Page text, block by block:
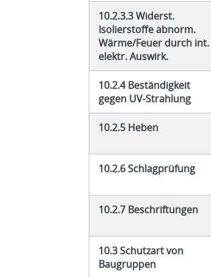
10.2.3.3 Widerst.
Isolierstoffe abnorm.
Wärme/Feuer durch int.
elektr. Auswirk.
10.2.4 Beständigkeit
gegen UV-Strahlung
10.2.5 Heben
10.2.6 Schlagprüfung
10.2.7 Beschriftungen
10.3 Schutzart von
Baugruppen